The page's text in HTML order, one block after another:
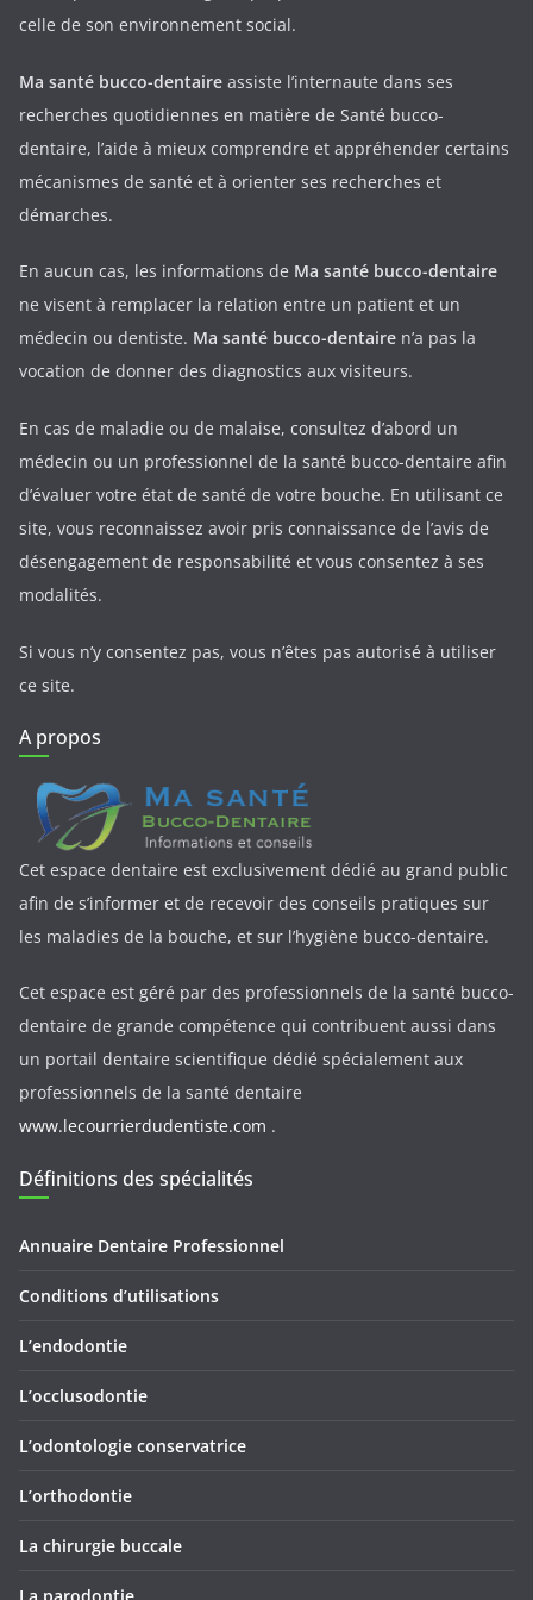
celle de son environnement social.
Ma santé bucco-dentaire assiste l’internaute dans ses
recherches quotidiennes en matière de Santé bucco-
dentaire, l’aide à mieux comprendre et appréhender certains
mécanismes de santé et à orienter ses recherches et
démarches.
En aucun cas, les informations de Ma santé bucco-dentaire
ne visent à remplacer la relation entre un patient et un
médecin ou dentiste. Ma santé bucco-dentaire n’a pas la
vocation de donner des diagnostics aux visiteurs.
En cas de maladie ou de malaise, consultez d’abord un
médecin ou un professionnel de la santé bucco-dentaire afin
d’évaluer votre état de santé de votre bouche. En utilisant ce
site, vous reconnaissez avoir pris connaissance de l’avis de
désengagement de responsabilité et vous consentez à ses
modalités.
Si vous n’y consentez pas, vous n’êtes pas autorisé à utiliser
ce site.
A propos
Cet espace dentaire est exclusivement dédié au grand public
afin de s’informer et de recevoir des conseils pratiques sur
les maladies de la bouche, et sur l’hygiène bucco-dentaire.
Cet espace est géré par des professionnels de la santé bucco-
dentaire de grande compétence qui contribuent aussi dans
un portail dentaire scientifique dédié spécialement aux
professionnels de la santé dentaire
www.lecourrierdudentiste.com .
Définitions des spécialités
Annuaire Dentaire Professionnel
Conditions d’utilisations
L’endodontie
L’occlusodontie
L’odontologie conservatrice
L’orthodontie
La chirurgie buccale